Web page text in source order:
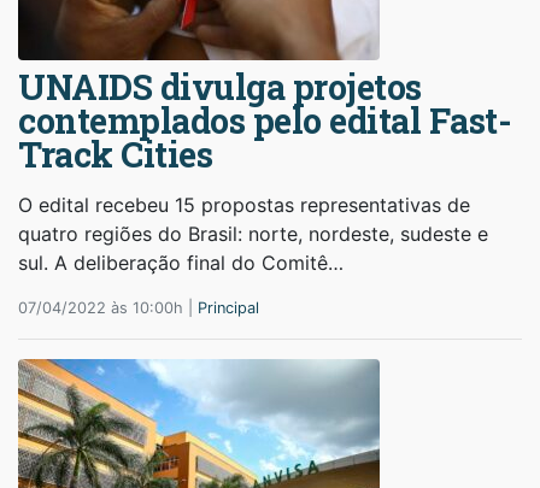
UNAIDS divulga projetos
contemplados pelo edital Fast-
Track Cities
O edital recebeu 15 propostas representativas de
quatro regiões do Brasil: norte, nordeste, sudeste e
sul. A deliberação final do Comitê…
07/04/2022 às 10:00h | Principal